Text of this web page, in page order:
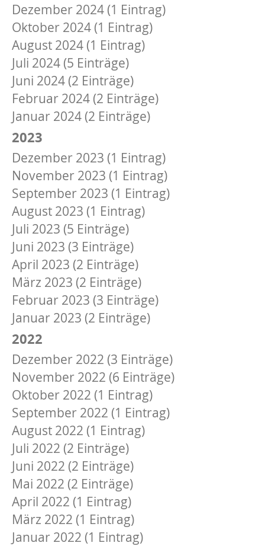
Dezember 2024 (1 Eintrag)
Oktober 2024 (1 Eintrag)
August 2024 (1 Eintrag)
Juli 2024 (5 Einträge)
Juni 2024 (2 Einträge)
Februar 2024 (2 Einträge)
Januar 2024 (2 Einträge)
2023
Dezember 2023 (1 Eintrag)
November 2023 (1 Eintrag)
September 2023 (1 Eintrag)
August 2023 (1 Eintrag)
Juli 2023 (5 Einträge)
Juni 2023 (3 Einträge)
April 2023 (2 Einträge)
März 2023 (2 Einträge)
Februar 2023 (3 Einträge)
Januar 2023 (2 Einträge)
2022
Dezember 2022 (3 Einträge)
November 2022 (6 Einträge)
Oktober 2022 (1 Eintrag)
September 2022 (1 Eintrag)
August 2022 (1 Eintrag)
Juli 2022 (2 Einträge)
Juni 2022 (2 Einträge)
Mai 2022 (2 Einträge)
April 2022 (1 Eintrag)
März 2022 (1 Eintrag)
Januar 2022 (1 Eintrag)